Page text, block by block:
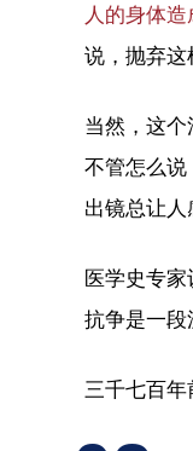
人的身体
说，抛弃这
当然，这
不管怎么说
出镜总让人
医学史专
抗争是一段
三千七百年